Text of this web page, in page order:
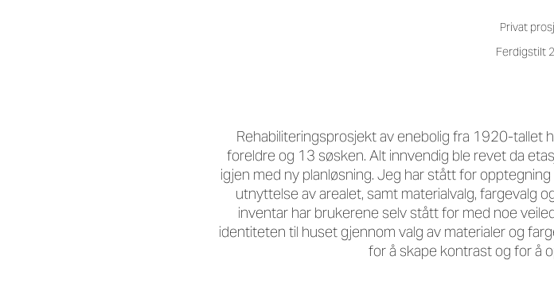
Privat
Ferdigstilt
Rehabiliteringsprosjekt av enebolig fra 1920-tallet
foreldre og 13 søsken. Alt innvendig ble revet da
igjen med ny planløsning. Jeg har stått for
utnyttelse av arealet, samt materialvalg, fargevalg
inventar har brukerene selv stått for med noe
identiteten til huset gjennom valg av materialer og
for å skape kontrast og for å